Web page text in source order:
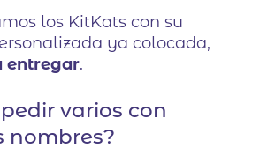
los KitKats con su
ya colocada,
entregar.
varios con
nombres?